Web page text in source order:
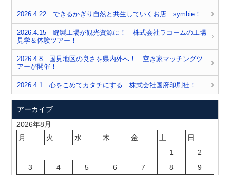
2026.4.22 できるかぎり自然と共生していくお店 symbie！
2026.4.15 縫製工場が観光資源に！ 株式会社ラコームの工場
見学＆体験ツアー！
2026.4.8 国見地区の良さを県内外へ！ 空き家マッチングツ
アーが開催！
2026.4.1 心をこめてカタチにする 株式会社国府印刷社！
アーカイブ
2026年8月
月
火 水 木 金 土
日
1
2
3
4 5 6 7 8 9